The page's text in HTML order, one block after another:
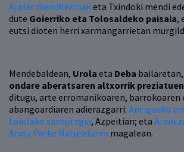
Aralar mendilerroaketa Txindoki mendi
dute Goierriko eta Tolosaldeko paisaia,
eutsi dioten herri xarmangarrietan
Mendebaldean, Urola eta Deba
ondare aberatsaren altxorrik
ditugu, arte erromanikoaren, barrokoaren
abangoardiaren adierazgarri: Antiguako
Loiolako santutegia, Azpeitian; eta
Aratz Parke Naturalaren magalean.